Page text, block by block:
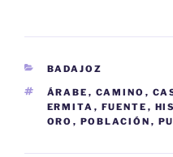
CATEGORÍAS
BADAJOZ
ETIQUETAS
ÁRABE , CAMINO ,
ERMITA , FUENTE ,
ORO , POBLACIÓN ,